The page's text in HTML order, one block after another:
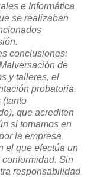
e Informática
se realizaban
conclusiones:
de
y talleres, el
probatoria,
(tanto
que acrediten
si tomamos en
la empresa
el que efectúa un
Sin
responsabilidad